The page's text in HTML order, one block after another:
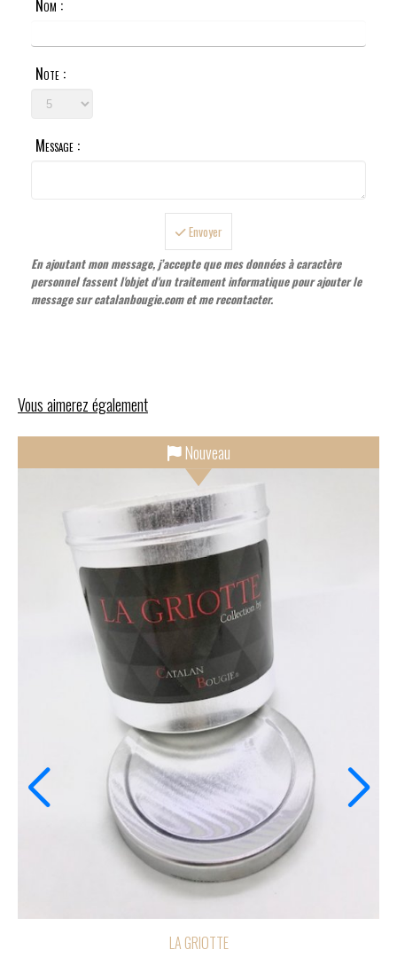
Nom :
Note :
Message :
Envoyer
En ajoutant mon message, j’accepte que mes données à caractère
personnel fassent l'objet d'un traitement informatique pour ajouter le
message sur catalanbougie.com et me recontacter.
Vous aimerez également
LA GRIOTTE
Nouveau